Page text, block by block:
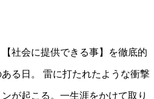
【社会に提供できる事】を徹底的
る日。 雷に打たれたような衝撃
が起こる。一生涯をかけて取り